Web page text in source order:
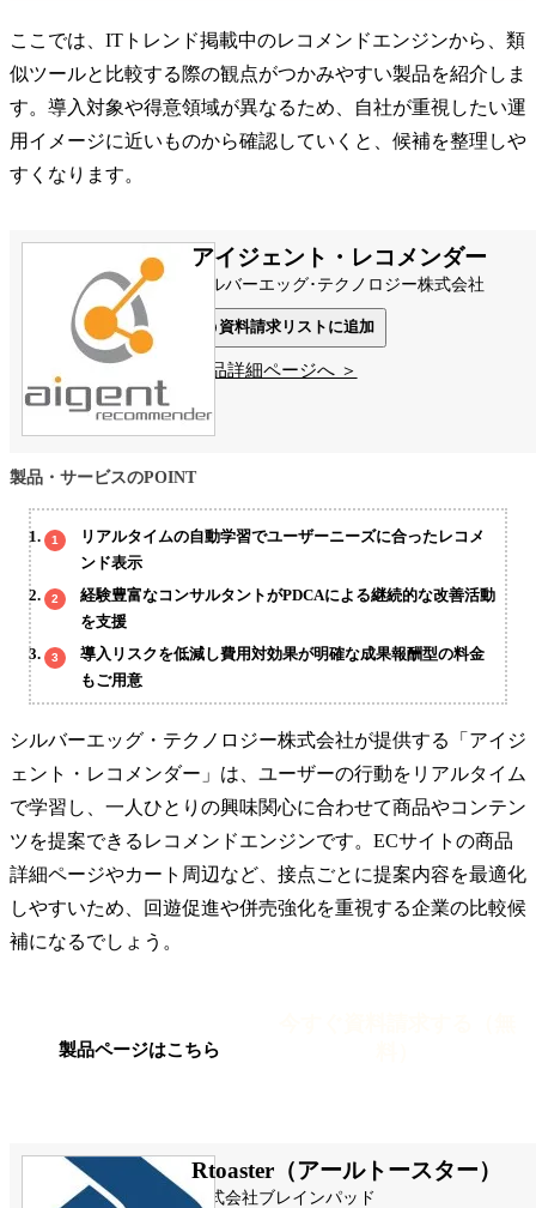
ここでは、ITトレンド掲載中のレコメンドエンジンから、類
似ツールと比較する際の観点がつかみやすい製品を紹介しま
す。導入対象や得意領域が異なるため、自社が重視したい運
用イメージに近いものから確認していくと、候補を整理しや
すくなります。
アイジェント・レコメンダー
シルバーエッグ･テクノロジー株式会社
資料請求リストに追加
製品詳細ページへ ＞
製品・サービスのPOINT
リアルタイムの自動学習でユーザーニーズに合ったレコメ
ンド表示
経験豊富なコンサルタントがPDCAによる継続的な改善活動
を支援
導入リスクを低減し費用対効果が明確な成果報酬型の料金
もご用意
シルバーエッグ・テクノロジー株式会社が提供する「アイジ
ェント・レコメンダー」は、ユーザーの行動をリアルタイム
で学習し、一人ひとりの興味関心に合わせて商品やコンテン
ツを提案できるレコメンドエンジンです。ECサイトの商品
詳細ページやカート周辺など、接点ごとに提案内容を最適化
しやすいため、回遊促進や併売強化を重視する企業の比較候
補になるでしょう。
製品ページはこちら
Rtoaster（アールトースター）
株式会社ブレインパッド